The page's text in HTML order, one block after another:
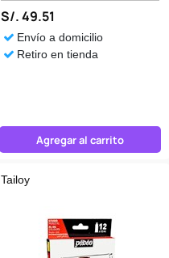
S/. 49.51
Envío a domicilio
Retiro en tienda
Agregar al carrito
Tailoy